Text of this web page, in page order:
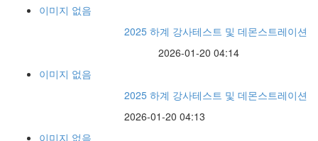
이미지 없음
2025 하계 강사테스트 및 데몬스트레이션
2026-01-20 04:14
이미지 없음
2025 하계 강사테스트 및 데몬스트레이션
2026-01-20 04:13
이미지 없음